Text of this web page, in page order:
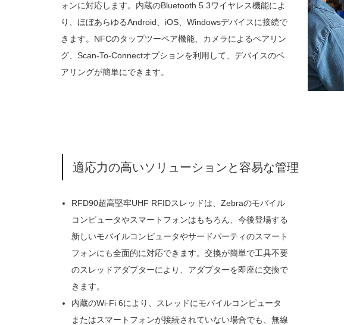
ォンに対応します。内蔵のBluetooth 5.3ワイヤレス機能によ
り、ほぼあらゆるAndroid、iOS、Windowsデバイスに接続で
きます。NFCのタップツーペア機能、カメラによるペアリン
グ、Scan-To-Connectオプションを利用して、デバイスのペ
アリングが簡単にできます。
適応力の高いソリューションと容易な管理
RFD90超高堅牢UHF RFIDスレッドは、Zebraのモバイル
コンピュータやスマートフォンはもちろん、今後登場する
新しいモバイルコンピュータやサードパーティのスマート
フォンにも全面的に対応できます。交換が簡単で工具不要
のスレッドアダプターにより、アダプターを即座に交換で
きます。
内蔵のWi-Fi 6により、スレッドにモバイルコンピュータ
またはスマートフォンが接続されていない場合でも、無線